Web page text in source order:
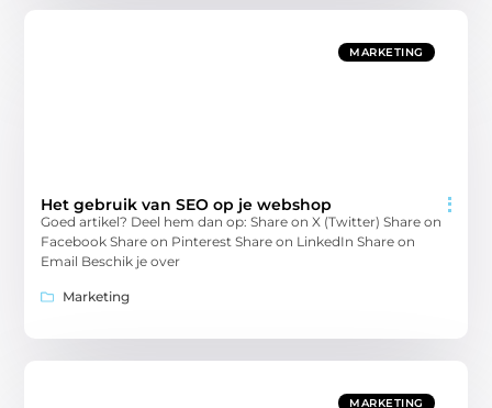
MARKETING
Het gebruik van SEO op je webshop
Goed artikel? Deel hem dan op: Share on X (Twitter) Share on
Facebook Share on Pinterest Share on LinkedIn Share on
Email Beschik je over
Marketing
MARKETING